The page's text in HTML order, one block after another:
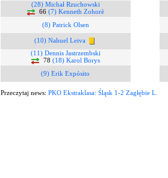
(28) Michał Rzuchowski
66 (7) Kenneth Zohorè
(8) Patrick Olsen
(10) Nahuel Leiva
(11) Dennis Jastrzembski
78 (18) Karol Borys
(9) Erik Expósito
Przeczytaj news: PKO Ekstraklasa: Śląsk 1-2 Zagłębie L.